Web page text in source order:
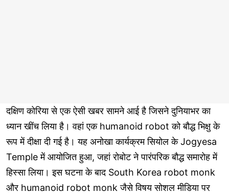
दक्षिण कोरिया से एक ऐसी खबर सामने आई है जिसने दुनियाभर का
ध्यान खींच लिया है। वहां एक humanoid robot को बौद्ध भिक्षु के
रूप में दीक्षा दी गई है। यह अनोखा कार्यक्रम सियोल के Jogyesa
Temple में आयोजित हुआ, जहां रोबोट ने पारंपरिक बौद्ध समारोह में
हिस्सा लिया। इस घटना के बाद South Korea robot monk
और humanoid robot monk जैसे विषय सोशल मीडिया पर